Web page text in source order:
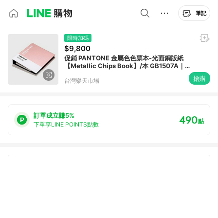
筆記
限時加碼
$9,800
促銷 PANTONE 金屬色色票本-光面銅版紙
【Metallic Chips Book】/本 GB1507A｜領
台灣樂天市場 搶購
訂單成立賺5%
下單享LINE POINTS點數 490點